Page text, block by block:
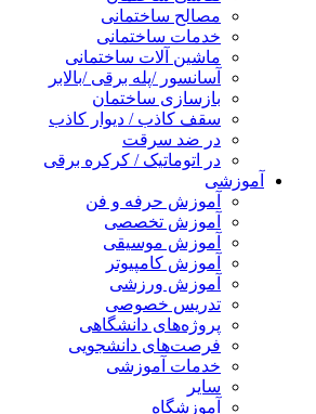
مصالح ساختمانی
خدمات ساختمانی
ماشین آلات ساختمانی
آسانسور /پله برقی /بالابر
بازسازی ساختمان
سقف کاذب / دیوار کاذب
در ضد سرقت
در اتوماتیک / کرکره برقی
آموزشی
آموزش حرفه و فن
آموزش تخصصی
آموزش موسیقی
آموزش کامپیوتر
آموزش ورزشی
تدریس خصوصی
پروژه‌های دانشگاهی
فرصت‌های دانشجویی
خدمات آموزشی
سایر
آموزشگاه